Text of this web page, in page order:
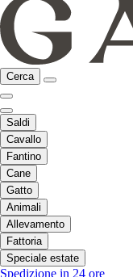
Cerca
Saldi
Cavallo
Fantino
Cane
Gatto
Animali
Allevamento
Fattoria
Speciale estate
Spedizione in 24 ore